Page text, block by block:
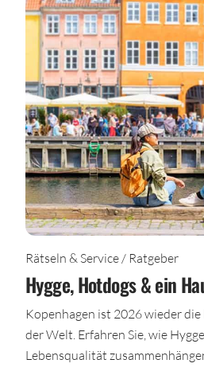
Rätseln & Service / Ratgeber
Hygge, Hotdogs & ein
Kopenhagen ist 2026 wieder
der Welt. Erfahren Sie, wie
Lebensqualität